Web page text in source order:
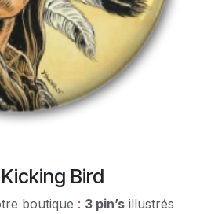
Kicking Bird
boutique : 3 pin’s illustrés